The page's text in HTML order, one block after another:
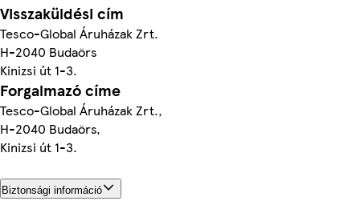
Visszaküldési cím
Tesco-Global Áruházak Zrt.
H-2040 Budaörs
Kinizsi út 1-3.
Forgalmazó címe
Tesco-Global Áruházak Zrt.,
H-2040 Budaörs,
Kinizsi út 1-3.
Biztonsági információ